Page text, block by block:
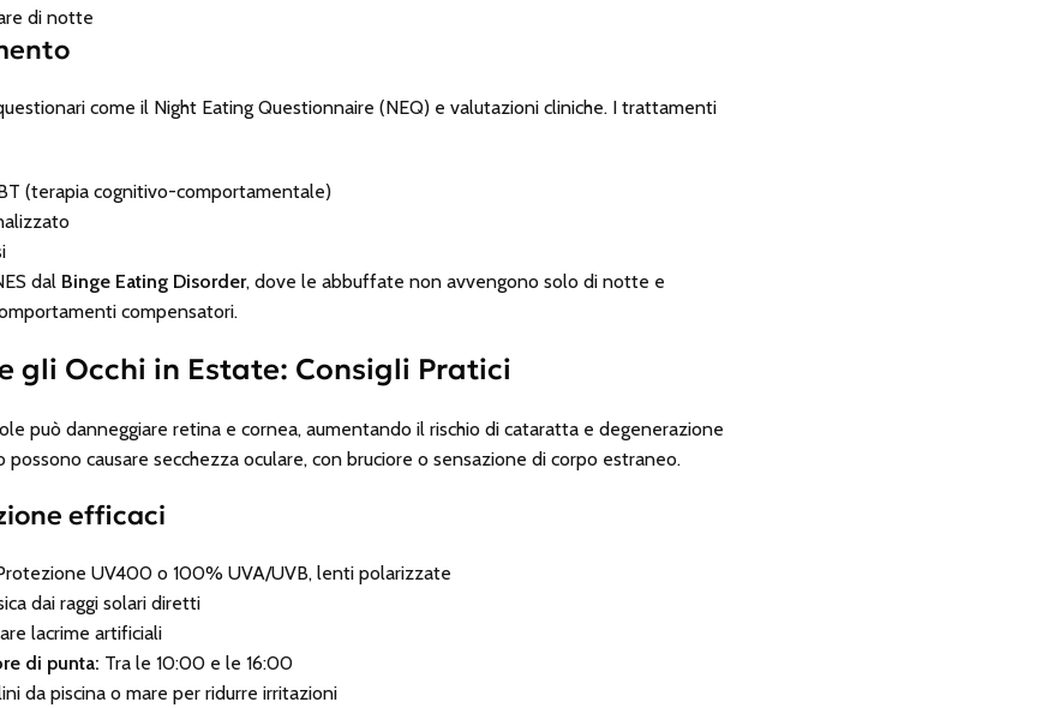
di notte
come il Night Eating Questionnaire (NEQ) e valutazioni cliniche. I trattamenti
(terapia cognitivo-comportamentale)
dal Binge Eating Disorder, dove le abbuffate non avvengono solo di notte e
compensatori.
gli Occhi in Estate: Consigli Pratici
può danneggiare retina e cornea, aumentando il rischio di cataratta e degenerazione
possono causare secchezza oculare, con bruciore o sensazione di corpo estraneo.
efficaci
UV400 o 100% UVA/UVB, lenti polarizzate
dai raggi solari diretti
lacrime artificiali
di punta: Tra le 10:00 e le 16:00
da piscina o mare per ridurre irritazioni